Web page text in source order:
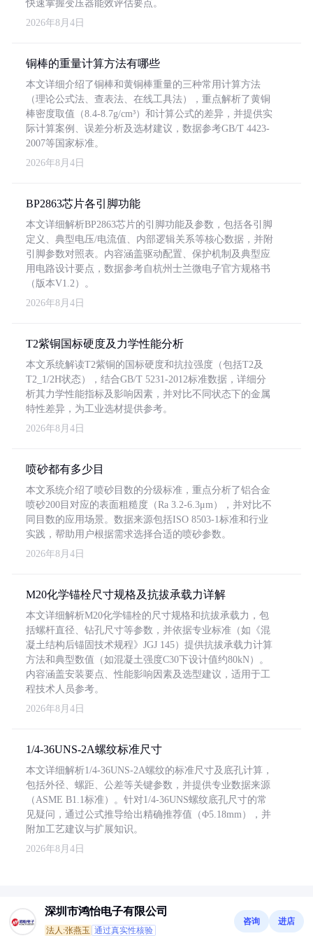
快速掌握变压器能效评估要点。
2026年8月4日
铜棒的重量计算方法有哪些
本文详细介绍了铜棒和黄铜棒重量的三种常用计算方法
（理论公式法、查表法、在线工具法），重点解析了黄铜
棒密度取值（8.4-8.7g/cm³）和计算公式的差异，并提供实
际计算案例、误差分析及选材建议，数据参考GB/T 4423-
2007等国家标准。
2026年8月4日
BP2863芯片各引脚功能
本文详细解析BP2863芯片的引脚功能及参数，包括各引脚
定义、典型电压/电流值、内部逻辑关系等核心数据，并附
引脚参数对照表。内容涵盖驱动配置、保护机制及典型应
用电路设计要点，数据参考自杭州士兰微电子官方规格书
（版本V1.2）。
2026年8月4日
T2紫铜国标硬度及力学性能分析
本文系统解读T2紫铜的国标硬度和抗拉强度（包括T2及
T2_1/2H状态），结合GB/T 5231-2012标准数据，详细分
析其力学性能指标及影响因素，并对比不同状态下的金属
特性差异，为工业选材提供参考。
2026年8月4日
喷砂都有多少目
本文系统介绍了喷砂目数的分级标准，重点分析了铝合金
喷砂200目对应的表面粗糙度（Ra 3.2-6.3μm），并对比不
同目数的应用场景。数据来源包括ISO 8503-1标准和行业
实践，帮助用户根据需求选择合适的喷砂参数。
2026年8月4日
M20化学锚栓尺寸规格及抗拔承载力详解
本文详细解析M20化学锚栓的尺寸规格和抗拔承载力，包
括螺杆直径、钻孔尺寸等参数，并依据专业标准（如《混
凝土结构后锚固技术规程》JGJ 145）提供抗拔承载力计算
方法和典型数值（如混凝土强度C30下设计值约80kN）。
内容涵盖安装要点、性能影响因素及选型建议，适用于工
程技术人员参考。
2026年8月4日
1/4-36UNS-2A螺纹标准尺寸
本文详细解析1/4-36UNS-2A螺纹的标准尺寸及底孔计算，
包括外径、螺距、公差等关键参数，并提供专业数据来源
（ASME B1.1标准）。针对1/4-36UNS螺纹底孔尺寸的常
见疑问，通过公式推导给出精确推荐值（Φ5.18mm），并
附加工艺建议与扩展知识。
2026年8月4日
深圳市鸿怡电子有限公司
法人:张燕玉 通过真实性核验
咨询 进店